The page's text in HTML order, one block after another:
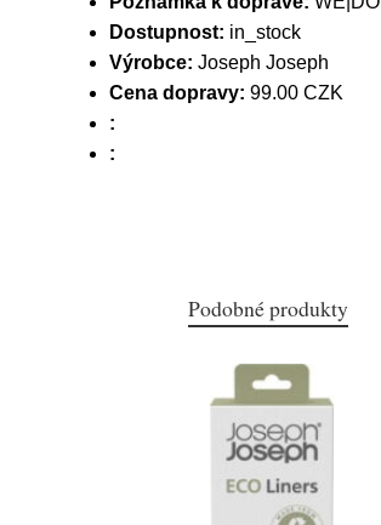
Dostupnost: in_stock
Výrobce: Joseph Joseph
Cena dopravy: 99.00 CZK
:
:
Podobné produkty